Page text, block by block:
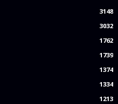
3148
3032
1762
1739
1374
1334
1213